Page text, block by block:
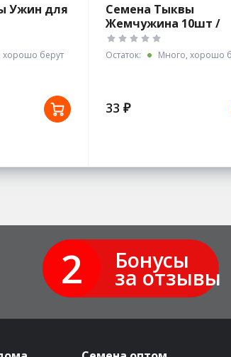
Ужин для
хорошо берут
Семена Тыквы
Жемчужина 10шт /
Гавриш
Остаток: Много, хорошо
33 ₽
2 Бонусы
за отзывы